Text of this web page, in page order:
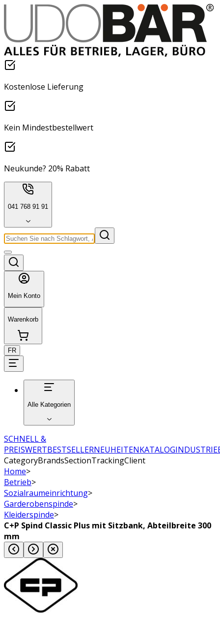
Kostenlose Lieferung
Kein Mindestbestellwert
Neukunde? 20% Rabatt
041 768 91 91
Mein Konto
Warenkorb
FR
Alle Kategorien
SCHNELL &
PREISWERTBESTSELLERNEUHEITENKATALOG
CategoryBrandsSectionTrackingClient
Home>
Betrieb>
Sozialraumeinrichtung>
Garderobenspinde>
Kleiderspinde>
C+P Spind Classic Plus mit Sitzbank, Abteilbreite 300
mm